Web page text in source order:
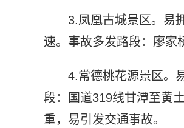
3.凤凰古城景区。易
速。事故多发路段：廖家
4.常德桃花源景区。
段：国道319线甘潭至黄
重，易引发交通事故。